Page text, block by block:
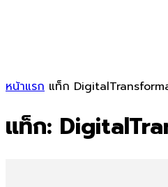
หน้าแรก แท็ก
แท็ก: